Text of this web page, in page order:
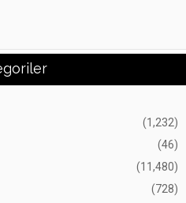
(1,232)
(46)
(11,480)
(728)